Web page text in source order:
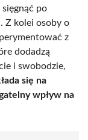
po
Z kolei osoby o
z
dodadzą
i swobodzie,
się na
wpływ na